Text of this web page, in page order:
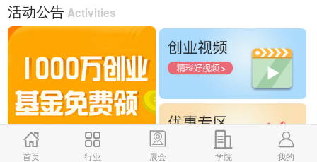
首页 行业 展会 学院 我的
2026-08-06 25882
活动公告 Activities